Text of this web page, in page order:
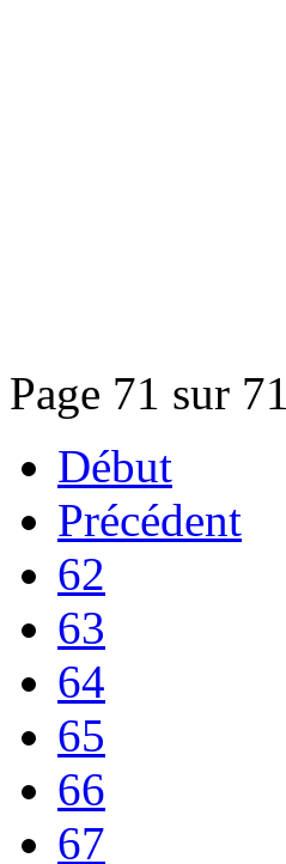
Page 71 sur 71
Début
Précédent
62
63
64
65
66
67